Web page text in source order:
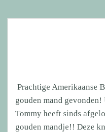
Prachtige Amerikaanse
gouden mand gevonden!
Tommy heeft sinds
gouden mandje!! Deze